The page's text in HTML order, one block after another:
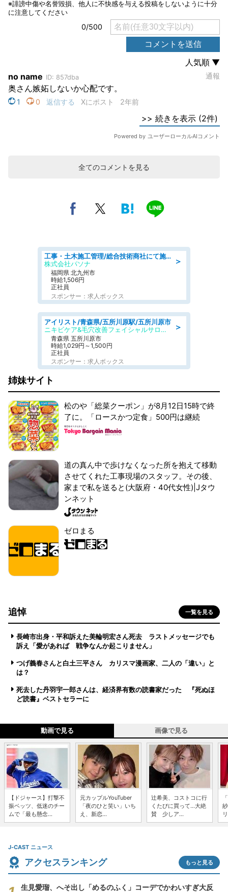
全てのコメントを見る
＞
工事・土木施工管理/総合技術商社にて施工管理のお仕事/即日勤務可/車通勤可/工事・土木施工管理/生産・品質管理
株式会社パソナ
福岡県 北九州市
時給1,506円
正社員
スポンサー：求人ボックス
＞
アイリスト/青森県/五所川原駅/五所川原市
ニキビケア&毛穴改善フェイシャルサロン BELDAD
青森県 五所川原市
時給1,029円～1,500円
正社員
スポンサー：求人ボックス
姉妹サイト
松のや「総菜クーポン」が8月12日15時で終
了に。「ロースかつ定食」500円は継続
道の真ん中で歩けなくなった所を抱えて移動
させてくれた工事現場のスタッフ。その後、
家まで私を送ると(大阪府・40代女性)|Jタウ
ンネット
ゼロまる
追悼 一覧を見る
長崎市出身・平和訴えた美輪明宏さん死去 ラストメッセージでも
訴え「愛があれば 戦争なんか起こりません」
つげ義春さんと白土三平さん カリスマ漫画家、二人の「違い」と
は？
死去した丹羽宇一郎さんは、経済界有数の読書家だった 『死ぬほ
ど読書』ベストセラーに
動画で見る 画像で見る
【ドジャース】打撃不
振ベッツ、低迷のチー
ムで「最も懸念...
元カップルYouTuber
「夜のひと笑い」いち
え、新恋...
辻希美、コストコに行
くたびに買って...大絶
賛 少しア...
J-CAST ニュース
アクセスランキング もっと見る
生見愛瑠、へそ出し「めるのふく」コーデでかわいすぎ大反